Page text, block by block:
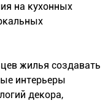
на кухонных
жилья создавать
интерьеры
декора,